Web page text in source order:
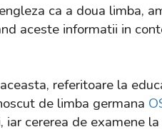
ca a doua limba,
aceste informatii in
referitoare la
de limba germana
cererea de examene